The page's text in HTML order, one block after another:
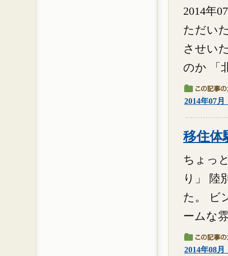
2014年
ただい
させい
のか 「
2014年07
移住体
ちょっ
り」 陸
た。 ビ
ームな
2014年08